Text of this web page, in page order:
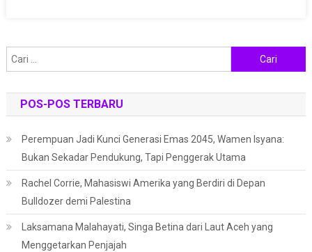
untuk:
POS-POS TERBARU
Perempuan Jadi Kunci Generasi Emas 2045, Wamen Isyana:
Bukan Sekadar Pendukung, Tapi Penggerak Utama
Rachel Corrie, Mahasiswi Amerika yang Berdiri di Depan
Bulldozer demi Palestina
Laksamana Malahayati, Singa Betina dari Laut Aceh yang
Menggetarkan Penjajah